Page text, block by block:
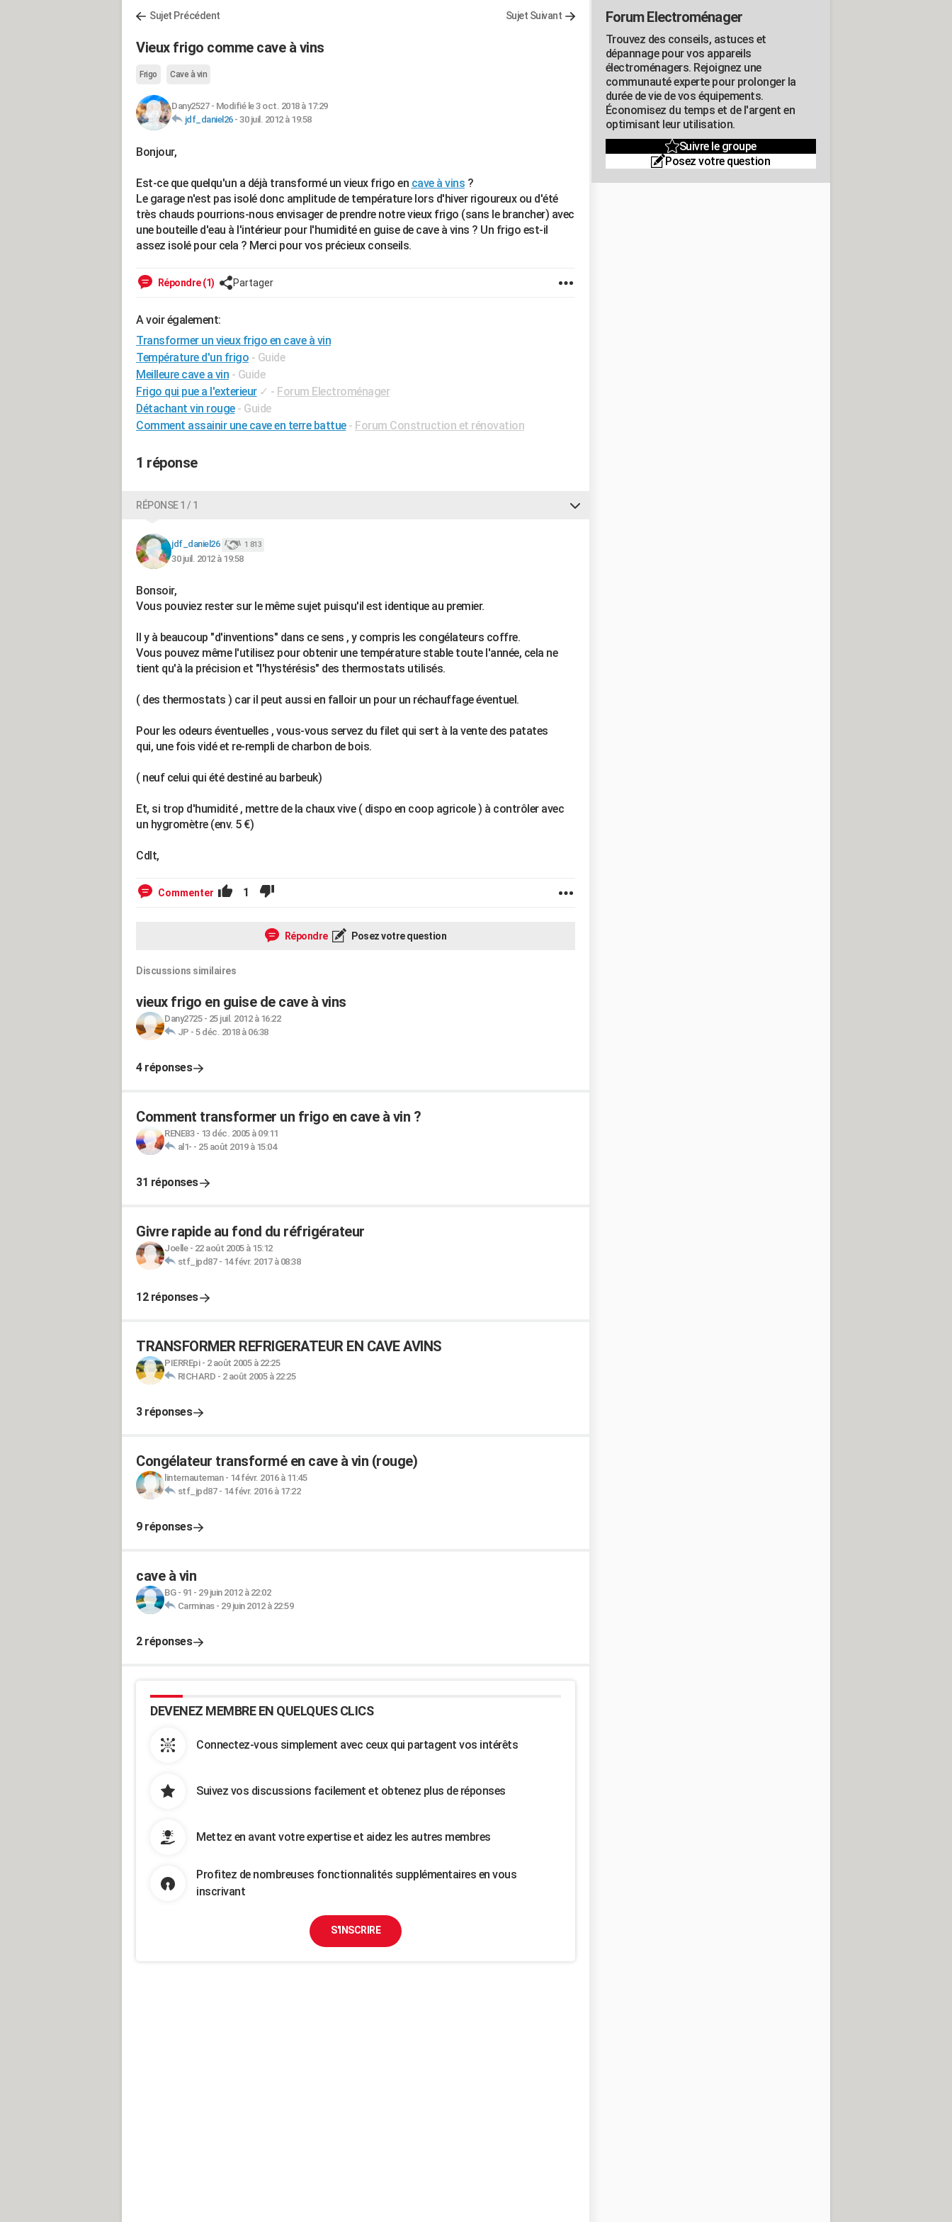
Sujet Précédent Sujet Suivant
Vieux frigo comme cave à vins
Frigo Cave à vin
Dany2527- Modifié le 3 oct. 2018 à 17:29
jdf_daniel26- 30 juil. 2012 à 19:58
Bonjour,
Est-ce que quelqu'un a déjà transformé un vieux frigo en cave à vins ?
Le garage n'est pas isolé donc amplitude de température lors d'hiver rigoureux ou d'été
très chauds pourrions-nous envisager de prendre notre vieux frigo (sans le brancher) avec
une bouteille d'eau à l'intérieur pour l'humidité en guise de cave à vins ? Un frigo est-il
assez isolé pour cela ? Merci pour vos précieux conseils.
Répondre (1) Partager
A voir également:
Transformer un vieux frigo en cave à vin
Température d'un frigo - Guide
Meilleure cave a vin - Guide
Frigo qui pue a l'exterieur ✓ - Forum Electroménager
Détachant vin rouge - Guide
Comment assainir une cave en terre battue - Forum Construction et rénovation
1 réponse
RÉPONSE 1 / 1
jdf_daniel26 1 813
30 juil. 2012 à 19:58
Bonsoir,
Vous pouviez rester sur le même sujet puisqu'il est identique au premier.
Il y à beaucoup "d'inventions" dans ce sens , y compris les congélateurs coffre.
Vous pouvez même l'utilisez pour obtenir une température stable toute l'année, cela ne
tient qu'à la précision et "l'hystérésis" des thermostats utilisés.
( des thermostats ) car il peut aussi en falloir un pour un réchauffage éventuel.
Pour les odeurs éventuelles , vous-vous servez du filet qui sert à la vente des patates
qui, une fois vidé et re-rempli de charbon de bois.
( neuf celui qui été destiné au barbeuk)
Et, si trop d'humidité , mettre de la chaux vive ( dispo en coop agricole ) à contrôler avec
un hygromètre (env. 5 €)
Cdlt,
Commenter 1
Répondre Posez votre question
Discussions similaires
vieux frigo en guise de cave à vins
Dany2725- 25 juil. 2012 à 16:22
JP - 5 déc. 2018 à 06:38
4 réponses
Comment transformer un frigo en cave à vin ?
RENE83- 13 déc. 2005 à 09:11
al1- - 25 août 2019 à 15:04
31 réponses
Givre rapide au fond du réfrigérateur
Joelle- 22 août 2005 à 15:12
stf_jpd87- 14 févr. 2017 à 08:38
12 réponses
TRANSFORMER REFRIGERATEUR EN CAVE AVINS
PIERREpi- 2 août 2005 à 22:25
RICHARD - 2 août 2005 à 22:25
3 réponses
Congélateur transformé en cave à vin (rouge)
linternauteman- 14 févr. 2016 à 11:45
stf_jpd87- 14 févr. 2016 à 17:22
9 réponses
cave à vin
BG - 91 - 29 juin 2012 à 22:02
Carminas- 29 juin 2012 à 22:59
2 réponses
DEVENEZ MEMBRE EN QUELQUES CLICS
Connectez-vous simplement avec ceux qui partagent vos intérêts
Suivez vos discussions facilement et obtenez plus de réponses
Mettez en avant votre expertise et aidez les autres membres
Profitez de nombreuses fonctionnalités supplémentaires en vous
inscrivant
S'INSCRIRE
Forum Electroménager
Trouvez des conseils, astuces et
dépannage pour vos appareils
électroménagers. Rejoignez une
communauté experte pour prolonger la
durée de vie de vos équipements.
Économisez du temps et de l'argent en
optimisant leur utilisation.
Suivre le groupe
Posez votre question